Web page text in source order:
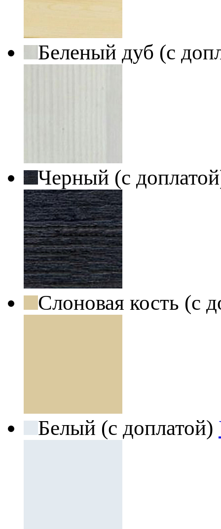
Беленый дуб (с
Черный (с
Слоновая кость (с
Белый (с доплатой)